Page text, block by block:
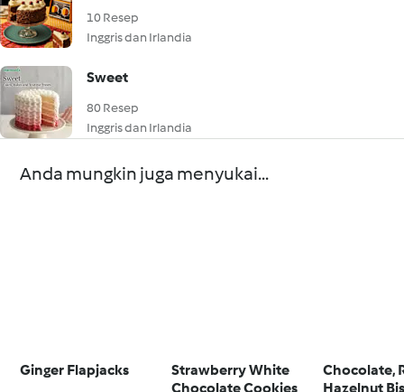
10 Resep
Inggris dan Irlandia
Sweet
80 Resep
Inggris dan Irlandia
Anda mungkin juga menyukai...
Ginger Flapjacks
Strawberry White
Chocolate Cookies
Chocolate,
Hazelnut